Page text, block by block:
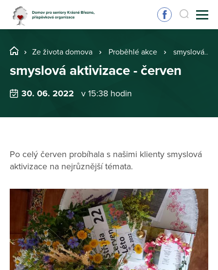
Ze života domova Proběhlé akce smyslová aktivizace - červen
smyslová aktivizace - červen
30. 06. 2022 v 15:38 hodin
Po celý červen probíhala s našimi klienty smyslová
aktivizace na nejrůznější témata.